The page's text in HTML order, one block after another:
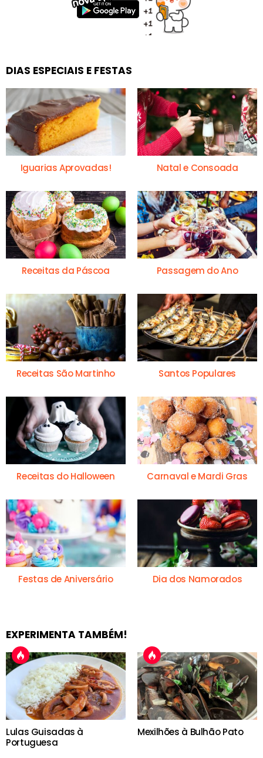
DIAS ESPECIAIS E FESTAS
Iguarias Aprovadas! Natal e Consoada
Receitas da Páscoa Passagem do Ano
Receitas São Martinho Santos Populares
Receitas do Halloween Carnaval e Mardi Gras
Festas de Aniversário Dia dos Namorados
EXPERIMENTA TAMBÉM!
Lulas Guisadas à
Portuguesa
Mexilhões à Bulhão Pato